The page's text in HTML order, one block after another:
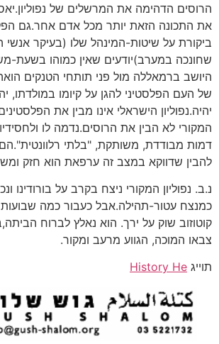
הרוסים הדהימה את המרשלים של
את התכונה הזאת יותר מכל אדם אחר.גם
ביקורת על שיטות-המינהל שלו (בעיקר אנשי
שחונכה במערב)יודעים שאין כמוהו בשעת-
היושב ברמאללה מול פני תותחי הטנקים
של העם הפלסטיני להגן על קיומו במולדתו,
יהיה.נפוליון הישראלי אינו מבין את
המקורי לא הבין את הרוסים.נדמה לו
דמות מבודדת, משותקת, "בלתי
להבין שדווקא במצב זה ערפאת הוא חזק
נ.ב. נפוליון המקורי ניצח בקרב על בורודינו
כמנצח עטור-תהילה.אבל כעבור כמה שבועות
קוטוזוב שוק על ירך. הוא נאלץ לברוח
צבאו המוכה, הגווע מרעב ומקור.
תוייג History He